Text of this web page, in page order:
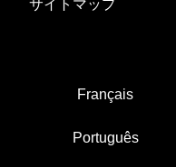
サイトマップ
Français
Português